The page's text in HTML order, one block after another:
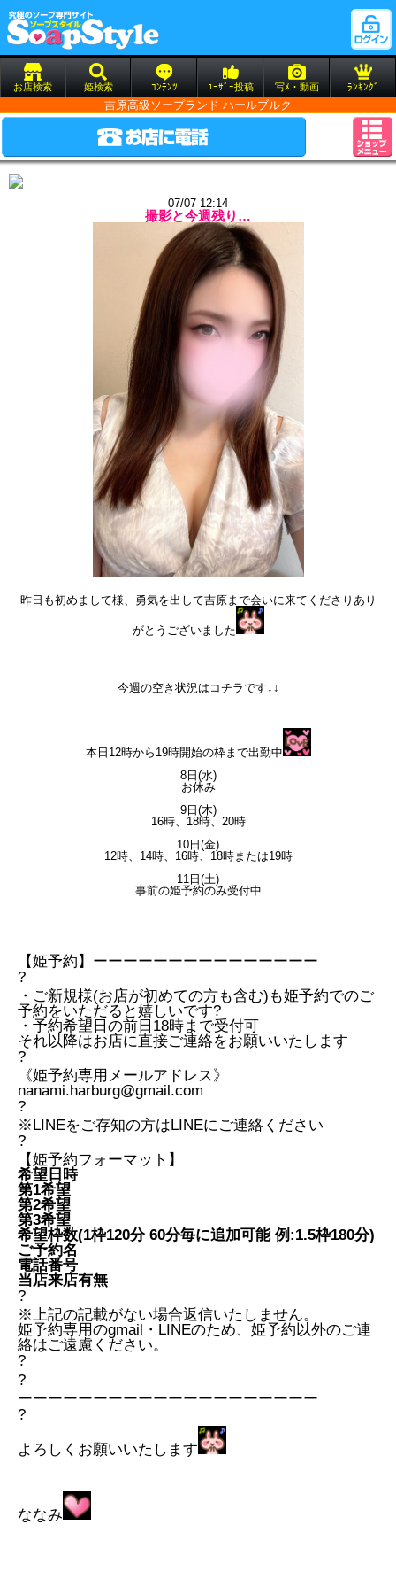
お店検索 姫検索 ｺﾝﾃﾝﾂ ﾕｰｻﾞｰ投稿 写ﾒ・動画 ﾗﾝｷﾝｸﾞ
吉原高級ソープランド ハールブルク
07/07 12:14
撮影と今週残り…
昨日も初めまして様、勇気を出して吉原まで会いに来てくださりあり
がとうございました
今週の空き状況はコチラです↓↓
本日12時から19時開始の枠まで出勤中
8日(水)
お休み
9日(木)
16時、18時、20時
10日(金)
12時、14時、16時、18時または19時
11日(土)
事前の姫予約のみ受付中
【姫予約】ーーーーーーーーーーーーーーー
?
・ご新規様(お店が初めての方も含む)も姫予約でのご
予約をいただると嬉しいです?
・予約希望日の前日18時まで受付可
それ以降はお店に直接ご連絡をお願いいたします
?
《姫予約専用メールアドレス》
nanami.harburg@gmail.com
?
※LINEをご存知の方はLINEにご連絡ください
?
【姫予約フォーマット】
希望日時
第1希望
第2希望
第3希望
希望枠数(1枠120分 60分毎に追加可能 例:1.5枠180分)
ご予約名
電話番号
当店来店有無
?
※上記の記載がない場合返信いたしません。
姫予約専用のgmail・LINEのため、姫予約以外のご連
絡はご遠慮ください。
?
?
ーーーーーーーーーーーーーーーーーーーー
?
よろしくお願いいたします
ななみ